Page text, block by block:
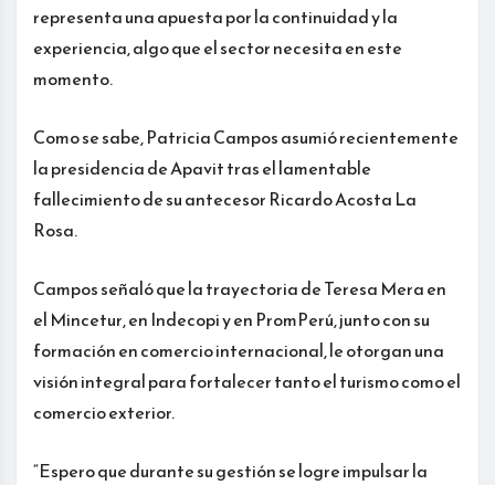
representa una apuesta por la continuidad y la
experiencia, algo que el sector necesita en este
momento.
Como se sabe, Patricia Campos asumió recientemente
la presidencia de Apavit tras el lamentable
fallecimiento de su antecesor Ricardo Acosta La
Rosa.
Campos señaló que la trayectoria de Teresa Mera en
el Mincetur, en Indecopi y en PromPerú, junto con su
formación en comercio internacional, le otorgan una
visión integral para fortalecer tanto el turismo como el
comercio exterior.
“Espero que durante su gestión se logre impulsar la